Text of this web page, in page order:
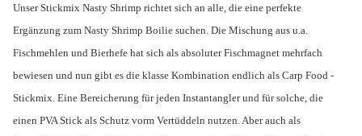
Unser Stickmix Nasty Shrimp richtet sich an alle, die eine perfekte
Ergänzung zum Nasty Shrimp Boilie suchen. Die Mischung aus u.a.
Fischmehlen und Bierhefe hat sich als absoluter Fischmagnet mehrfach
bewiesen und nun gibt es die klasse Kombination endlich als Carp Food -
Stickmix. Eine Bereicherung für jeden Instantangler und für solche, die
einen PVA Stick als Schutz vorm Vertüddeln nutzen. Aber auch als